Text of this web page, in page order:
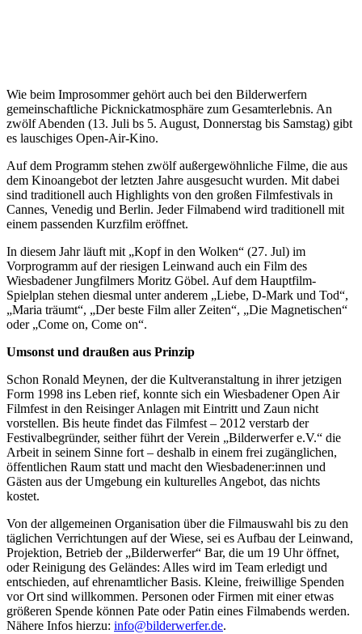
Wie beim Improsommer gehört auch bei den Bilderwerfern
gemeinschaftliche Picknickatmosphäre zum Gesamterlebnis. An
zwölf Abenden (13. Juli bs 5. August, Donnerstag bis Samstag) gibt
es lauschiges Open-Air-Kino.
Auf dem Programm stehen zwölf außergewöhnliche Filme, die aus
dem Kinoangebot der letzten Jahre ausgesucht wurden. Mit dabei
sind traditionell auch Highlights von den großen Filmfestivals in
Cannes, Venedig und Berlin. Jeder Filmabend wird traditionell mit
einem passenden Kurzfilm eröffnet.
In diesem Jahr läuft mit „Kopf in den Wolken“ (27. Jul) im
Vorprogramm auf der riesigen Leinwand auch ein Film des
Wiesbadener Jungfilmers Moritz Göbel. Auf dem Hauptfilm-
Spielplan stehen diesmal unter anderem „Liebe, D-Mark und Tod“,
„Maria träumt“, „Der beste Film aller Zeiten“, „Die Magnetischen“
oder „Come on, Come on“.
Umsonst und draußen aus Prinzip
Schon Ronald Meynen, der die Kultveranstaltung in ihrer jetzigen
Form 1998 ins Leben rief, konnte sich ein Wiesbadener Open Air
Filmfest in den Reisinger Anlagen mit Eintritt und Zaun nicht
vorstellen. Bis heute findet das Filmfest – 2012 verstarb der
Festivalbegründer, seither führt der Verein „Bilderwerfer e.V.“ die
Arbeit in seinem Sinne fort – deshalb in einem frei zugänglichen,
öffentlichen Raum statt und macht den Wiesbadener:innen und
Gästen aus der Umgebung ein kulturelles Angebot, das nichts
kostet.
Von der allgemeinen Organisation über die Filmauswahl bis zu den
täglichen Verrichtungen auf der Wiese, sei es Aufbau der Leinwand,
Projektion, Betrieb der „Bilderwerfer“ Bar, die um 19 Uhr öffnet,
oder Reinigung des Geländes: Alles wird im Team erledigt und
entschieden, auf ehrenamtlicher Basis. Kleine, freiwillige Spenden
vor Ort sind willkommen. Personen oder Firmen mit einer etwas
größeren Spende können Pate oder Patin eines Filmabends werden.
Nähere Infos hierzu: info@bilderwerfer.de.